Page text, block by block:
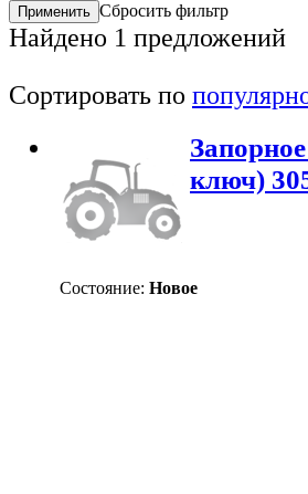
Сбросить фильтр
Найдено 1 предложений
Сортировать по
ключ)
Состояние: Новое